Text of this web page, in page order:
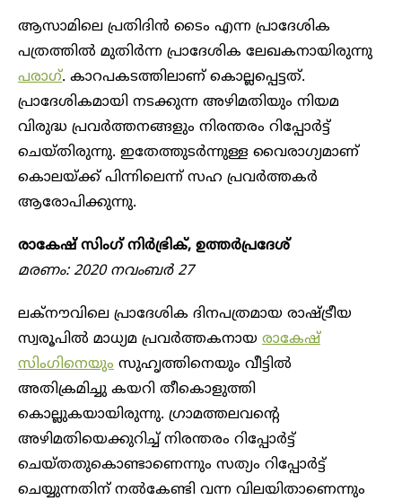
ആസാമിലെ പ്രതിദിൻ ടൈം എന്ന പ്രാദേശിക
പത്രത്തിൽ മുതിർന്ന പ്രാദേശിക ലേഖകനായിരുന്നു
പരാഗ്. കാറപകടത്തിലാണ് കൊല്ലപ്പെട്ടത്.
പ്രാദേശികമായി നടക്കുന്ന അഴിമതിയും നിയമ
വിരുദ്ധ പ്രവർത്തനങ്ങളും നിരന്തരം റിപ്പോർട്ട്
ചെയ്തിരുന്നു. ഇതേത്തുടർന്നുള്ള വൈരാഗ്യമാണ്
കൊലയ്ക്ക് പിന്നിലെന്ന് സഹ പ്രവർത്തകർ
ആരോപിക്കുന്നു.
രാകേഷ് സിംഗ് നിർഭ്രിക്, ‌ഉത്തർപ്രദേശ്
മരണം: 2020 നവംബർ 27
ലക്നൗവിലെ പ്രാദേശിക ദിനപത്രമായ രാഷ്ട്രീയ
സ്വരൂപിൽ മാധ്യമ പ്രവർത്തകനായ രാകേഷ്
സിംഗിനെയും സുഹൃത്തിനെയും വീട്ടിൽ
അതിക്രമിച്ചു കയറി തീകൊളുത്തി
കൊല്ലുകയായിരുന്നു. ഗ്രാമത്തലവന്റെ
അഴിമതിയെക്കുറിച്ച് നിരന്തരം റിപ്പോർട്ട്
ചെയ്തതുകൊണ്ടാണെന്നും സത്യം റിപ്പോർട്ട്
ചെയ്യുന്നതിന് നൽകേണ്ടി വന്ന വിലയിതാണെന്നും